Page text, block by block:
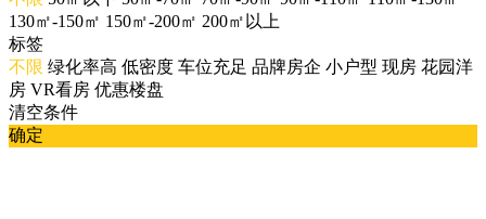
130㎡-150㎡ 150㎡-200㎡ 200㎡以上
标签
不限 绿化率高 低密度 车位充足 品牌房企 小户型 现房 花园洋
房 VR看房 优惠楼盘
清空条件
确定